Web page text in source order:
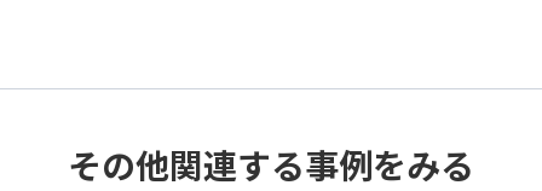
その他関連する事例をみる